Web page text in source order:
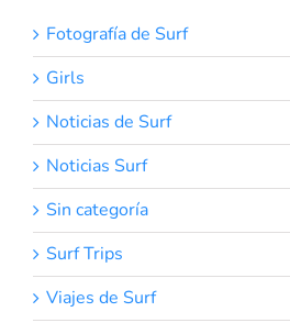
Fotografía de Surf
Girls
Noticias de Surf
Noticias Surf
Sin categoría
Surf Trips
Viajes de Surf